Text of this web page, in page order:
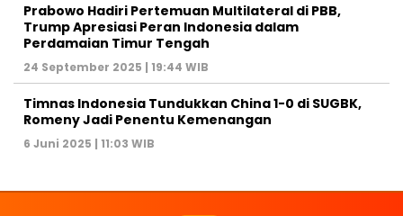
Prabowo Hadiri Pertemuan Multilateral di PBB,
Trump Apresiasi Peran Indonesia dalam
Perdamaian Timur Tengah
24 September 2025 | 19:44 WIB
Timnas Indonesia Tundukkan China 1-0 di SUGBK,
Romeny Jadi Penentu Kemenangan
6 Juni 2025 | 11:03 WIB